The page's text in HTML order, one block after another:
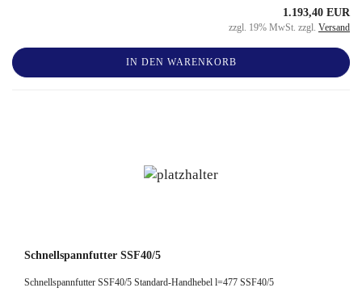
1.193,40 EUR
zzgl. 19% MwSt. zzgl. Versand
IN DEN WARENKORB
Schnellspannfutter SSF40/5
Schnellspannfutter SSF40/5 Standard-Handhebel l=477 SSF40/5